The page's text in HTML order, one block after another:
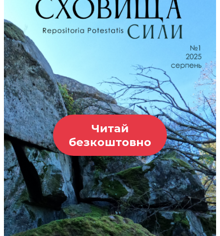
Читай
безкоштовно